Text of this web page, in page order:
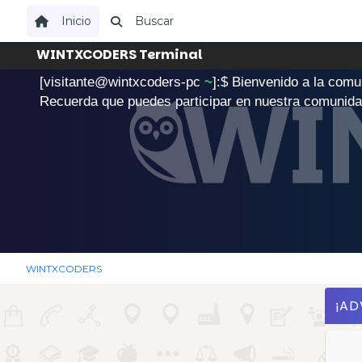
Inicio Buscar
WINTXCODERS Terminal
[visitante@wintxcoders-pc ~]:$ .Bienvenido a la comu
Recuerda que puedes participar en nuestra
WINTXCODERS